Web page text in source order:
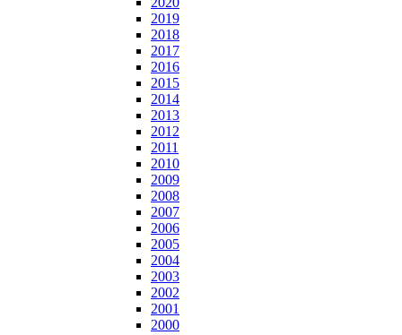
2019
2018
2017
2016
2015
2014
2013
2012
2011
2010
2009
2008
2007
2006
2005
2004
2003
2002
2001
2000